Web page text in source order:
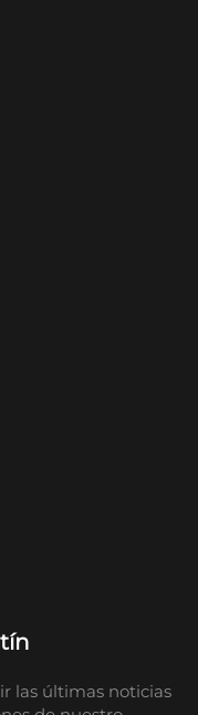
las últimas noticias